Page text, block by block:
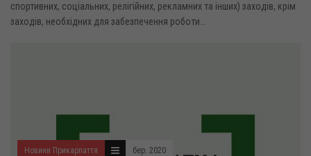
спортивних, соціальних, релігійних, рекламних та інших) заходів, крім
заходів, необхідних для забезпечення роботи...
Новини Прикарпаття бер. 2020